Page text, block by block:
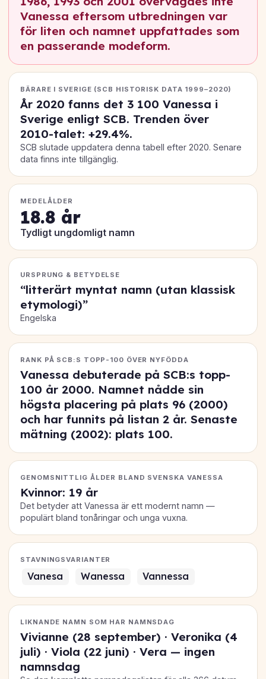
Vanessa eftersom utbredningen var
för liten och namnet uppfattades som
en passerande modeform.
BÄRARE I SVERIGE (SCB HISTORISK DATA 1999–2020)
År 2020 fanns det3 100 Vanessa i
Sverige enligt SCB. Trenden över
2010-talet:+29.4%.
SCB slutade uppdatera denna tabell efter 2020. Senare
data finns inte tillgänglig.
MEDELÅLDER
18.8 år
Tydligt ungdomligt namn
URSPRUNG & BETYDELSE
“litterärt myntat namn (utan klassisk
etymologi)”
Engelska
RANK PÅ SCB:S TOPP-100 ÖVER NYFÖDDA
Vanessa debuterade på SCB:s topp-
100 år 2000. Namnet nådde sin
högsta placering på plats 96 (2000)
och har funnits på listan 2 år. Senaste
mätning (2002): plats 100.
GENOMSNITTLIG ÅLDER BLAND SVENSKA VANESSA
Kvinnor: 19 år
Det betyder att Vanessa är ett modernt namn —
populärt bland tonåringar och unga vuxna.
STAVNINGSVARIANTER
Vanesa Wanessa Vannessa
LIKNANDE NAMN SOM HAR NAMNSDAG
Vivianne (28 september) · Veronika (4
juli) · Viola (22 juni) · Vera — ingen
namnsdag